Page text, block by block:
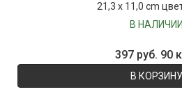
21,3 x 11,0 cm
В НАЛИЧИИ
397 руб. 90
В КОРЗИНУ